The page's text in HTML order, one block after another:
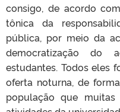
consigo, de acordo
tônica da
pública, por meio da
democratização do
estudantes. Todos eles
oferta noturna, de
população que